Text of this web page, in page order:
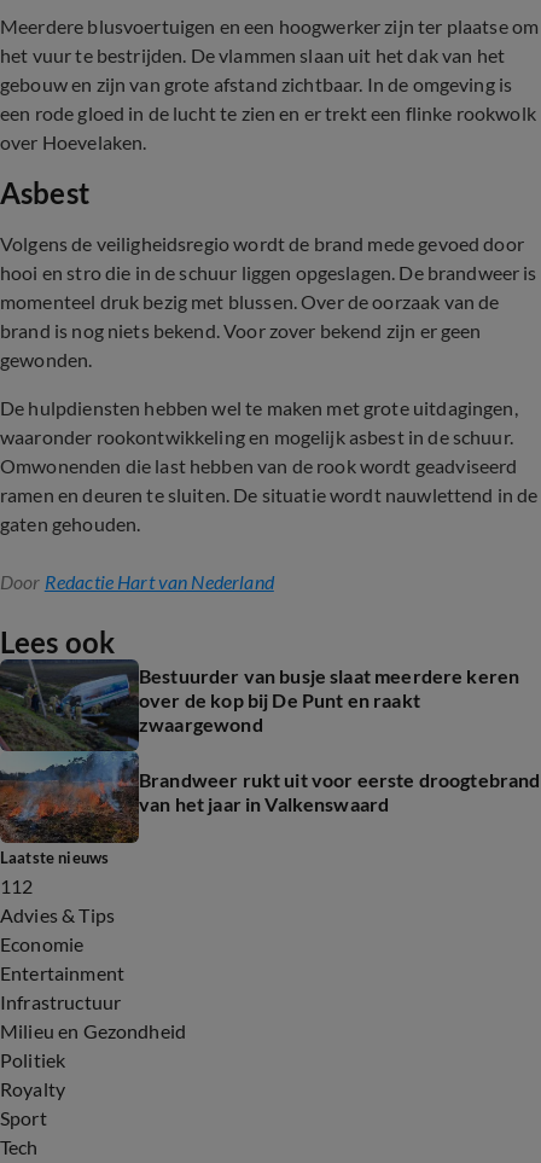
Meerdere blusvoertuigen en een hoogwerker zijn ter plaatse om
het vuur te bestrijden. De vlammen slaan uit het dak van het
gebouw en zijn van grote afstand zichtbaar. In de omgeving is
een rode gloed in de lucht te zien en er trekt een flinke rookwolk
over Hoevelaken.
Asbest
Volgens de veiligheidsregio wordt de brand mede gevoed door
hooi en stro die in de schuur liggen opgeslagen. De brandweer is
momenteel druk bezig met blussen. Over de oorzaak van de
brand is nog niets bekend. Voor zover bekend zijn er geen
gewonden.
De hulpdiensten hebben wel te maken met grote uitdagingen,
waaronder rookontwikkeling en mogelijk asbest in de schuur.
Omwonenden die last hebben van de rook wordt geadviseerd
ramen en deuren te sluiten. De situatie wordt nauwlettend in de
gaten gehouden.
Door Redactie Hart van Nederland
Lees ook
Bestuurder van busje slaat meerdere keren
over de kop bij De Punt en raakt
zwaargewond
Brandweer rukt uit voor eerste droogtebrand
van het jaar in Valkenswaard
Laatste nieuws
112
Advies & Tips
Economie
Entertainment
Infrastructuur
Milieu en Gezondheid
Politiek
Royalty
Sport
Tech